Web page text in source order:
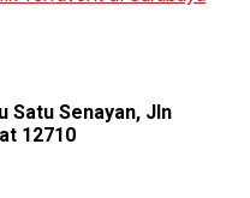
Satu Senayan, Jln
12710